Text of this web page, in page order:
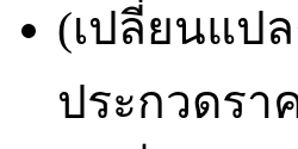
(เปลี่ยนแป
ประกวดรา